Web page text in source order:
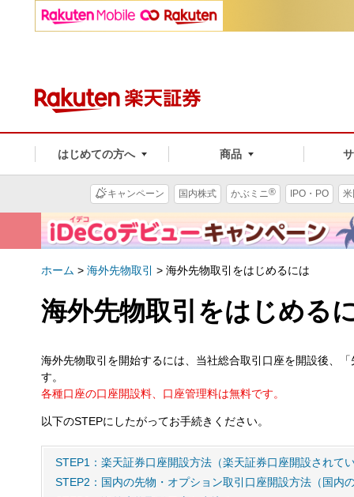
はじめての方へ 商品
キャンペーン 国内株式 かぶミニ® IPO・PO
ホーム > 海外先物取引 > 海外先物取引をはじめるには
海外先物取引をはじめる
海外先物取引を開始するには、当社総合取引口座を開設後、
す。
各種口座の口座開設料、口座管理料は無料です。
以下のSTEPにしたがってお手続きください。
STEP1：楽天証券口座開設方法（楽天証券口座開設されて
STEP2：国内の先物・オプション取引口座開設方法（国内